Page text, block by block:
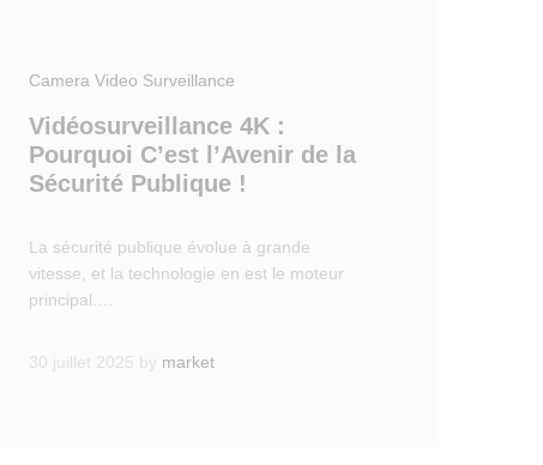
Camera Video Surveillance
Vidéosurveillance 4K :
Pourquoi C’est l’Avenir de la
Sécurité Publique !
La sécurité publique évolue à grande
vitesse, et la technologie en est le moteur
principal.…
30 juillet 2025 by market